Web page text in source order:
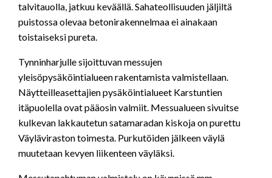
talvitauolla, jatkuu keväällä. Sahateollisuuden jäljiltä
puistossa olevaa betonirakennelmaa ei ainakaan
toistaiseksi pureta.
Tynninharjulle sijoittuvan messujen
yleisöpysäköintialueen rakentamista valmistellaan.
Näytteilleasettajien pysäköintialueet Karstuntien
itäpuolella ovat pääosin valmiit. Messualueen sivuitse
kulkevan lakkautetun satamaradan kiskoja on purettu
Väyläviraston toimesta. Purkutöiden jälkeen väylä
muutetaan kevyen liikenteen väyläksi.